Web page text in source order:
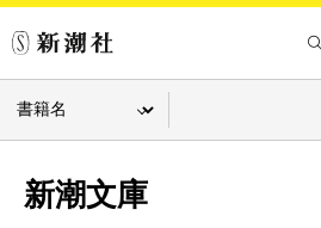
新潮文庫